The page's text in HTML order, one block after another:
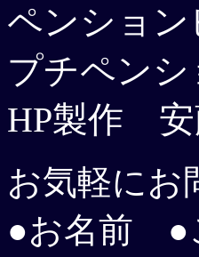
ペンション
プチペン
HP製
お気軽にお
●お名前 ●